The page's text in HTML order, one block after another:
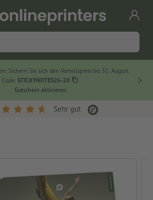
Sichern Sie sich den Vorteilspreis bis 31. August.
Code: STICKYNOTES26-20
Gutschein aktivieren
Sehr gut